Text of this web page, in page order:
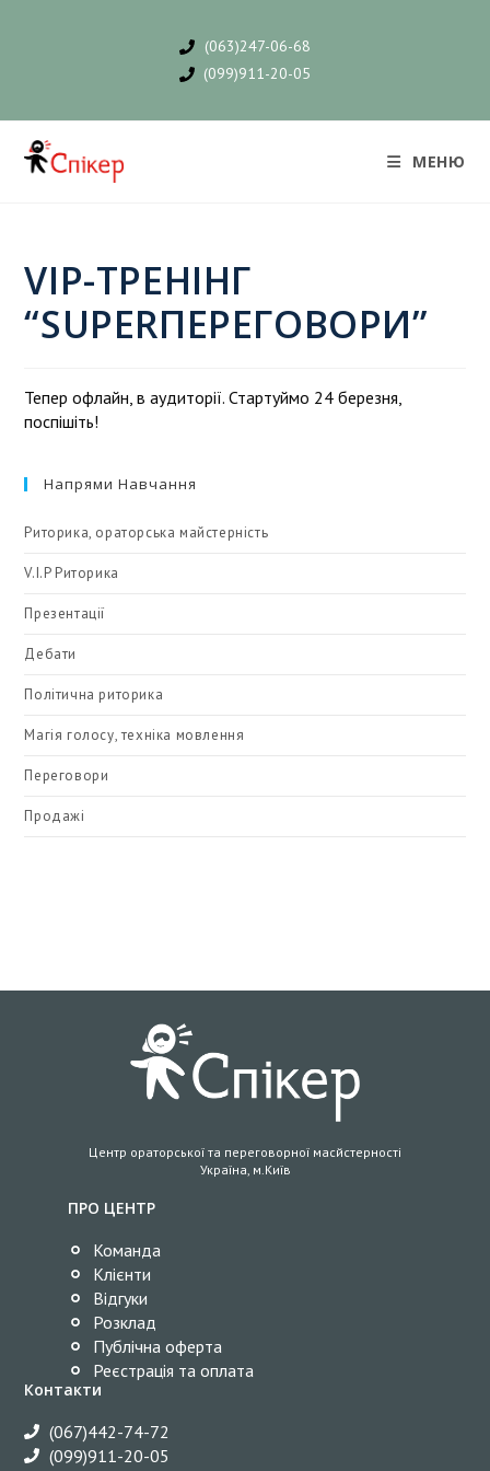
(063)247-06-68
(099)911-20-05
МЕНЮ
VIP-ТРЕНІНГ
“SUPERПЕРЕГОВОРИ”
Тепер офлайн, в аудиторії. Стартуймо 24 березня,
поспішіть!
Напрями Навчання
Риторика, ораторська майстерність
V.I.P Риторика
Презентації
Дебати
Політична риторика
Магія голосу, техніка мовлення
Переговори
Продажі
Центр ораторської та переговорної масйстерності
Україна, м.Київ
ПРО ЦЕНТР
Команда
Клієнти
Відгуки
Розклад
Публічна оферта
Реєстрація та оплата
Контакти
(067)442-74-72
(099)911-20-05